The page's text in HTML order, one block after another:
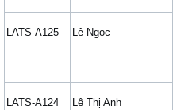
LATS-A125 Lê Ngọc
LATS-A124 Lê Thị Anh